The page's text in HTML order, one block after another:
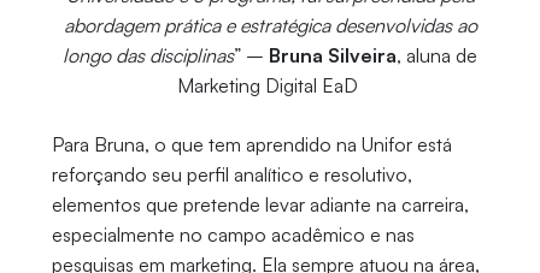
abordagem prática e estratégica desenvolvidas ao
longo das disciplinas” – Bruna Silveira, aluna de
Marketing Digital EaD
Para Bruna, o que tem aprendido na Unifor está
reforçando seu perfil analítico e resolutivo,
elementos que pretende levar adiante na carreira,
especialmente no campo acadêmico e nas
pesquisas em marketing. Ela sempre atuou na área,